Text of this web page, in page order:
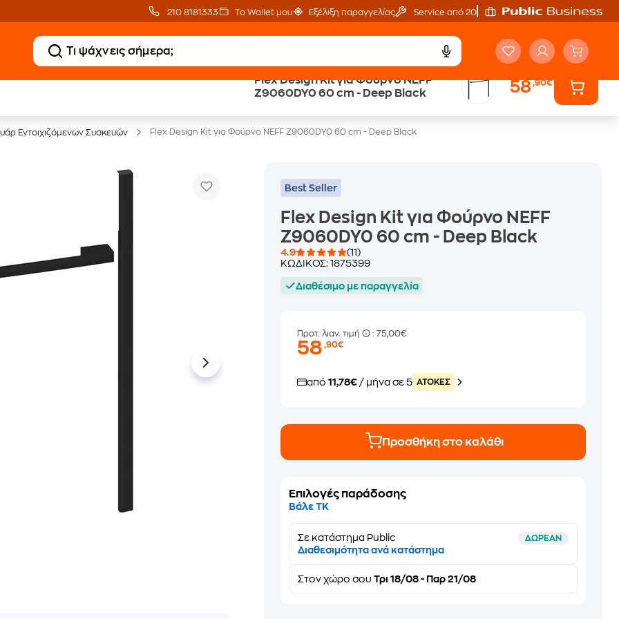
210 8181333 Το Wallet μου Εξέλιξη παραγγελίας Service από 20'
Flex Design Kit για Φούρνο NEFF
Z9060DY0 60 cm - Deep Black
58,90€
Άτοκες Δόσεις Public επιστροφή €
Εντοιχιζόμενων Συσκευών Flex Design Kit για Φούρνο NEFF Z9060DY0 60 cm - Deep Black
Best Seller
Flex Design Kit για Φούρνο NEFF
Z9060DY0 60 cm - Deep Black
4.9
(11)
ΚΩΔΙΚΟΣ:1875399
Διαθέσιμο με παραγγελία
Προτ. λιαν. τιμή : 75,00€
58,90€
από11,78€ / μήνα σε 5 ATOKEΣ
Προσθήκη στο καλάθι
Επιλογές παράδοσης
Βάλε ΤΚ
Σε κατάστημα Public ΔΩΡΕΑΝ
Διαθεσιμότητα ανά κατάστημα
Στονχώρο σου Τρι 18/08 - Παρ 21/08